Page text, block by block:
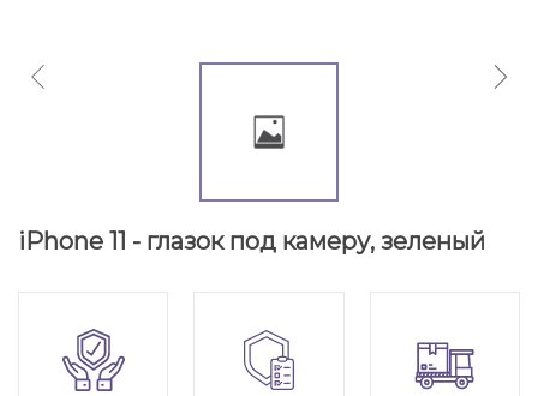
iPhone 11 - глазок под камеру, зеленый